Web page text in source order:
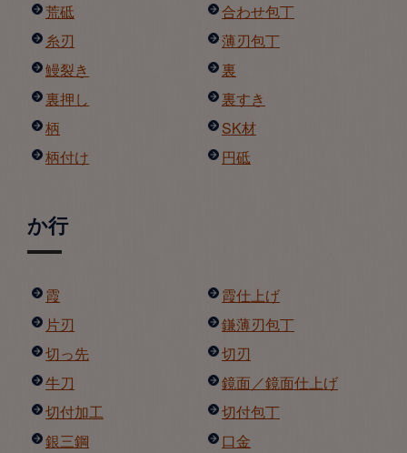
荒砥
合わせ包丁
糸刃
薄刃包丁
鰻裂き
裏
裏押し
裏すき
柄
SK材
柄付け
円砥
か行
霞
霞仕上げ
片刃
鎌薄刃包丁
切っ先
切刃
牛刀
鏡面／鏡面仕上げ
切付加工
切付包丁
銀三鋼
口金